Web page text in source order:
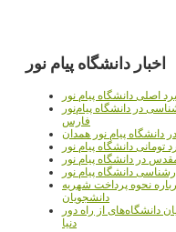
اخبار دانشگاه پیام نور
اصلی دانشگاه پیام نور
در دانشگاه پیام‌نور
فارس
دانشگاه پیام نور همدان
در دانشگاه پیام نور
دانشگاه پیام نور
نحوه پرداخت شهریه
دانشجویان
دانشگاه‌های از راه دور
دنیا